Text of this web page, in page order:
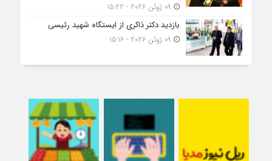
بازدید دکتر ذاکری از ایستگاه شهید رئیسی